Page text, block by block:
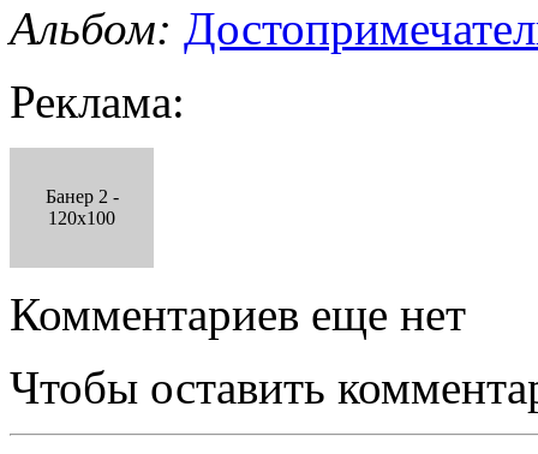
Альбом:
Реклама:
Банер 2 -
120x100
Комментариев еще нет
Чтобы оставить